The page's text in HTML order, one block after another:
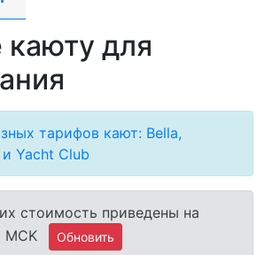
для
тарифов кают: Bella,
Yacht Club
стоимость приведены на
MCK
Обновить